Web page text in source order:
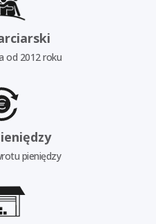
od 2012 roku
pieniędzy